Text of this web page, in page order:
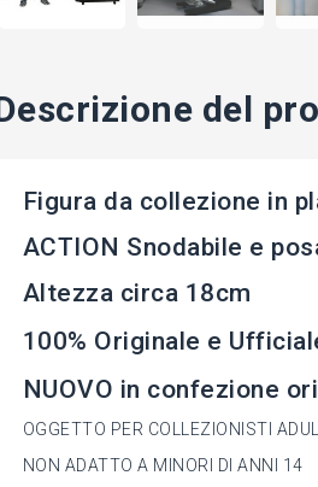
del
Figura da collezione in
ACTION Snodabile e
Altezza circa 18cm
100% Originale e
NUOVO in confezione
OGGETTO PER COLLEZIONISTI
NON ADATTO A MINORI DI ANNI 14